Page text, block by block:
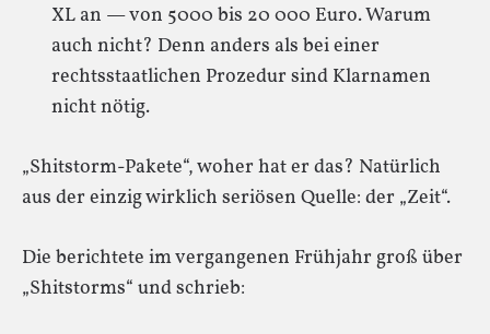
XL an — von 5000 bis 20 000 Euro. Warum
auch nicht? Denn anders als bei einer
rechtsstaatlichen Prozedur sind Klarnamen
nicht nötig.
„Shitstorm-Pakete“, woher hat er das? Natürlich
aus der einzig wirklich seriösen Quelle: der „Zeit“.
Die berichtete im vergangenen Frühjahr groß über
„Shitstorms“ und schrieb: